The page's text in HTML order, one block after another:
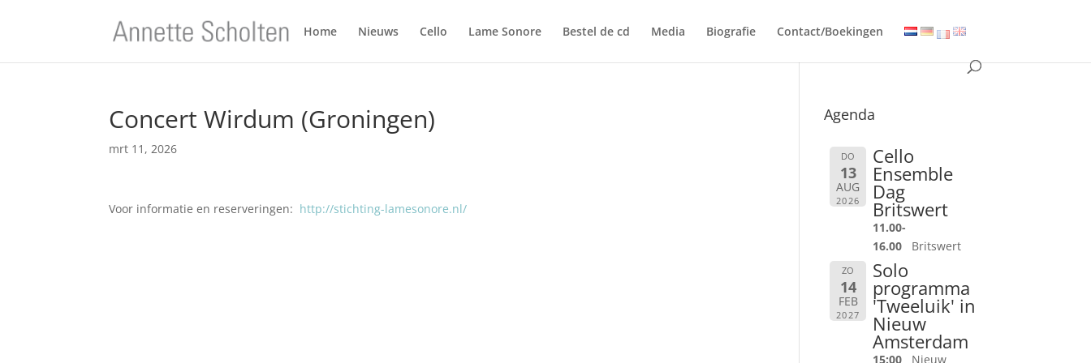
Home Nieuws Cello Lame Sonore Bestel de cd Media Biografie Contact/Boekingen
Concert Wirdum (Groningen)
mrt 11, 2026
Voor informatie en reserveringen: http://stichting-lamesonore.nl/
Agenda
DO
13
AUG
2026
Cello
Ensemble
Dag
Britswert
11.00-
16.00
Britswert
ZO
14
FEB
2027
Solo
programma
'Tweeluik' in
Nieuw
Amsterdam
15:00
Nieuw